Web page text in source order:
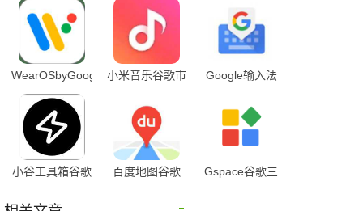
WearOSbyGoogle
小米音乐谷歌市
Google输入法
小谷工具箱谷歌
百度地图谷歌
Gspace谷歌三